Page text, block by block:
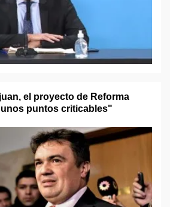
el proyecto de Reforma
puntos criticables"